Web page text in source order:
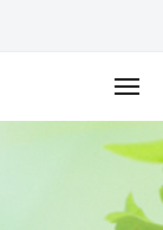
メ
ュ
ー